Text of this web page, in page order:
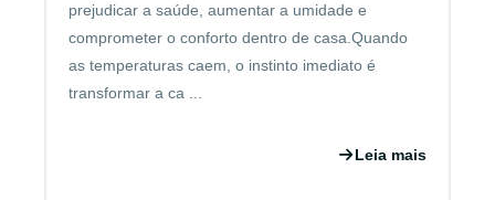
prejudicar a saúde, aumentar a umidade e
comprometer o conforto dentro de casa.Quando
as temperaturas caem, o instinto imediato é
transformar a ca ...
Leia mais